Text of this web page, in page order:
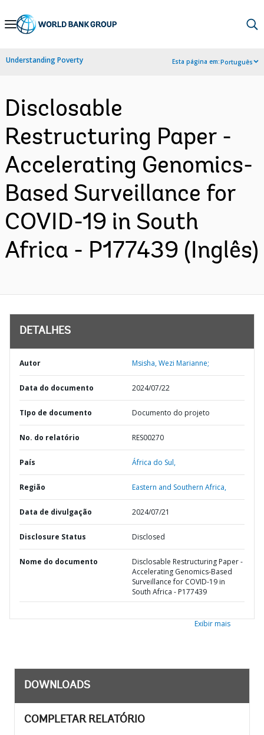
Skip
Navigation
Understanding Poverty Esta página em:Português
Disclosable
Restructuring Paper -
Accelerating Genomics-
Based Surveillance for
COVID-19 in South
Africa - P177439 (Inglês)
DETALHES
Autor Msisha, Wezi Marianne;
Data do documento 2024/07/22
TIpo de documento Documento do projeto
No. do relatório RES00270
País África do Sul,
Região Eastern and Southern Africa,
Data de divulgação 2024/07/21
Disclosure Status Disclosed
Nome do documento
Disclosable Restructuring Paper -
Accelerating Genomics-Based
Surveillance for COVID-19 in
South Africa - P177439
Exibir mais
DOWNLOADS
COMPLETAR RELATÓRIO